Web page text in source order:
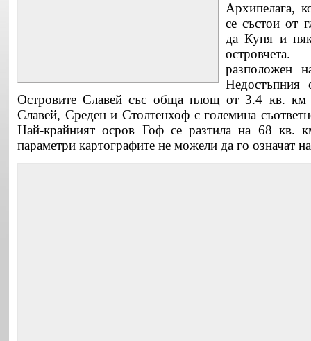
Архипелага,
се състои от
да Куня и
разположен
Островите Славей със обща площ от 3.4 кв. км
Славей, Среден и Столтенхоф с големина
Най-крайният осров Гоф се разтила на 68 кв.
параметри картографите не можели да го означат